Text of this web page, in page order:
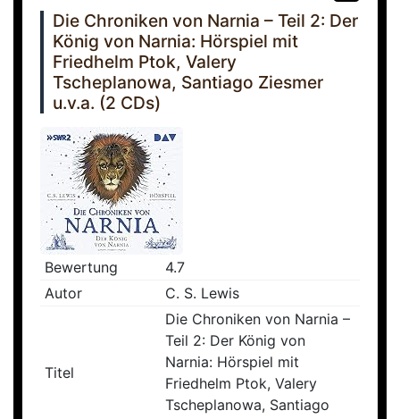
Die Chroniken von Narnia – Teil 2: Der
König von Narnia: Hörspiel mit
Friedhelm Ptok, Valery
Tscheplanowa, Santiago Ziesmer
u.v.a. (2 CDs)
Bewertung
4.7
Autor
C. S. Lewis
Titel
Die Chroniken von Narnia –
Teil 2: Der König von
Narnia: Hörspiel mit
Friedhelm Ptok, Valery
Tscheplanowa, Santiago